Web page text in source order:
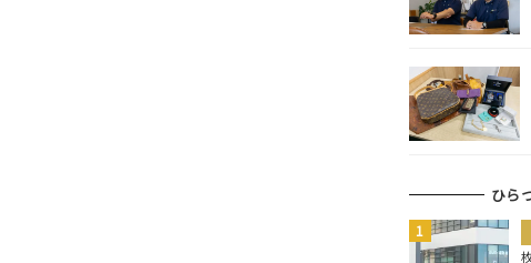
ひら